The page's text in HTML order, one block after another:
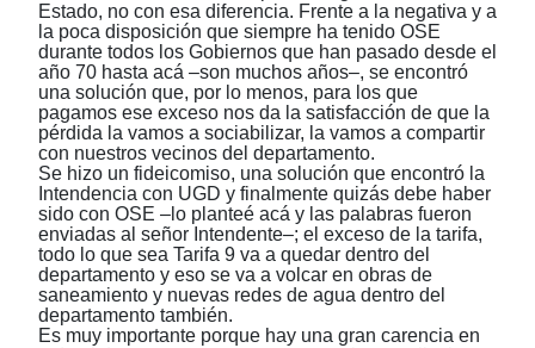
Estado, no con esa diferencia. Frente a la negativa y a
la poca disposición que siempre ha tenido OSE
durante todos los Gobiernos que han pasado desde el
año 70 hasta acá ‒son muchos años‒, se encontró
una solución que, por lo menos, para los que
pagamos ese exceso nos da la satisfacción de que la
pérdida la vamos a sociabilizar, la vamos a compartir
con nuestros vecinos del departamento.
Se hizo un fideicomiso, una solución que encontró la
Intendencia con UGD y finalmente quizás debe haber
sido con OSE ‒ lo planteé acá y las palabras fueron
enviadas al señor Intendente‒; el exceso de la tarifa,
todo lo que sea Tarifa 9 va a quedar dentro del
departamento y eso se va a volcar en obras de
saneamiento y nuevas redes de agua dentro del
departamento también.
Es muy importante porque hay una gran carencia en